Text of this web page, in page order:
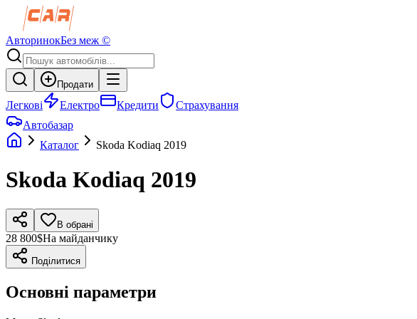
АвторинокБез меж ©
Продати
Легкові Електро Кредити
Страхування
Автобазар
Каталог
Skoda Kodiaq 2019
Skoda Kodiaq 2019
В обрані
28 800$На майданчику
Поділитися
Основні параметри